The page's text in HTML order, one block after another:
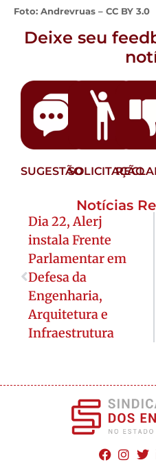
Foto: Andrevruas – CC BY 3.0
Deixe seu
SUGESTÃOSOLICITAÇÃO
Notícias
Dia 22, Alerj
instala Frente
Parlamentar em
Defesa da
Engenharia,
Arquitetura e
Infraestrutura